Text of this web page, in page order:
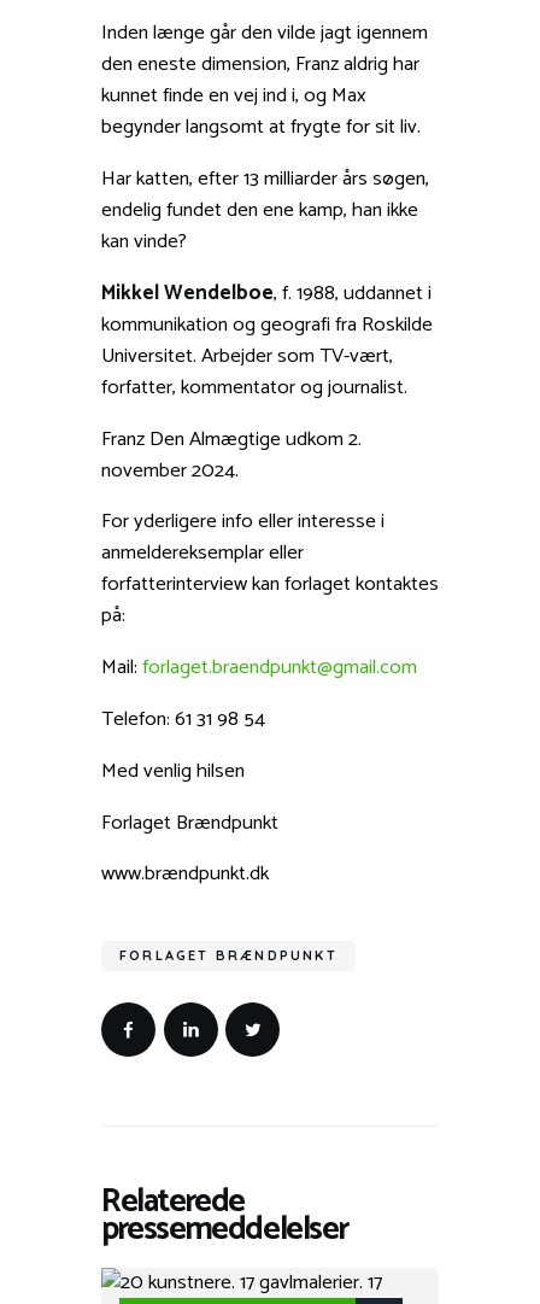
Inden længe går den vilde jagt igennem
den eneste dimension, Franz aldrig har
kunnet finde en vej ind i, og Max
begynder langsomt at frygte for sit liv.
Har katten, efter 13 milliarder års søgen,
endelig fundet den ene kamp, han ikke
kan vinde?
Mikkel Wendelboe, f. 1988, uddannet i
kommunikation og geografi fra Roskilde
Universitet. Arbejder som TV-vært,
forfatter, kommentator og journalist.
Franz Den Almægtige udkom 2.
november 2024.
For yderligere info eller interesse i
anmeldereksemplar eller
forfatterinterview kan forlaget kontaktes
på:
Mail:forlaget.braendpunkt@gmail.com
Telefon: 61 31 98 54
Med venlig hilsen
Forlaget Brændpunkt
www.brændpunkt.dk
FORLAGET BRÆNDPUNKT
Relaterede
pressemeddelelser